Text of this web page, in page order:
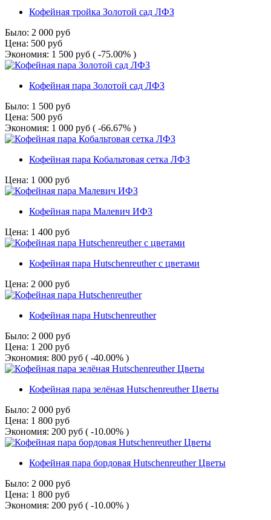
Кофейная тройка Золотой сад ЛФЗ
Было: 2 000 руб
Цена: 500 руб
Экономия: 1 500 руб ( -75.00% )
Кофейная пара Золотой сад ЛФЗ
Было: 1 500 руб
Цена: 500 руб
Экономия: 1 000 руб ( -66.67% )
Кофейная пара Кобальтовая сетка ЛФЗ
Цена: 1 000 руб
Кофейная пара Малевич ИФЗ
Цена: 1 400 руб
Кофейная пара Hutschenreuther с цветами
Цена: 2 000 руб
Кофейная пара Hutschenreuther
Было: 2 000 руб
Цена: 1 200 руб
Экономия: 800 руб ( -40.00% )
Кофейная пара зелёная Hutschenreuther Цветы
Было: 2 000 руб
Цена: 1 800 руб
Экономия: 200 руб ( -10.00% )
Кофейная пара бордовая Hutschenreuther Цветы
Было: 2 000 руб
Цена: 1 800 руб
Экономия: 200 руб ( -10.00% )